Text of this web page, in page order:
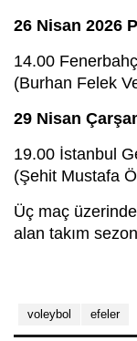
26 Nisan 2026
14.00
(Burhan Felek
29 Nisan
19.00 İstanbul
(Şehit Mustafa
Üç maç
alan takım
voleybol efeler